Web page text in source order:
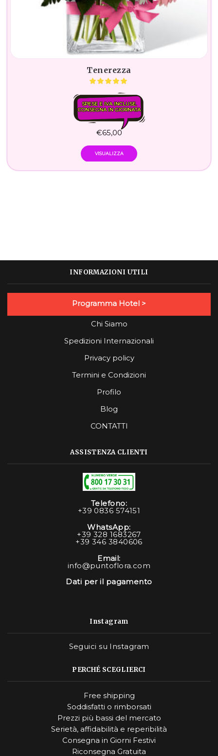
Tenerezza
SPESE E IVA INCLUSE.
CONSEGNA IN GIORNATA
€65,00
VISUALIZZA
INFORMAZIONI UTILI
Programma Hotel >
Chi Siamo
Spedizioni Internazionali
Privacy policy
Termini e Condizioni
Profilo
Blog
CONTATTI
ASSISTENZA CLIENTI
Telefono:
+39 0836 574151
WhatsApp:
+39 328 1683267
+39 346 3840606
Email:
info@puntoflora.com
Dati per il pagamento
Instagram
Seguici su Instagram
PERCHÉ SCEGLIERCI
Free shipping
Soddisfatti o rimborsati
Prezzi più bassi del mercato
Serietà, affidabilità e reperibilità
Consegna in Giorni Festivi
Riconsegna Gratuita